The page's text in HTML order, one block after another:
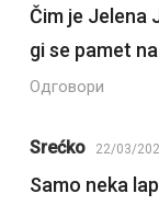
Čim je Jelena
gi se pamet
Одговори
Srećko 22/03/
Samo neka